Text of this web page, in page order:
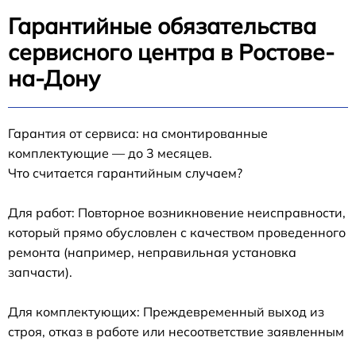
Гарантийные обязательства
сервисного центра в Ростове-
на-Дону
Гарантия от сервиса: на смонтированные
комплектующие — до 3 месяцев.
Что считается гарантийным случаем?
Для работ: Повторное возникновение неисправности,
который прямо обусловлен с качеством проведенного
ремонта (например, неправильная установка
запчасти).
Для комплектующих: Преждевременный выход из
строя, отказ в работе или несоответствие заявленным